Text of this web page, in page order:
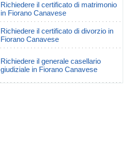
Richiedere il certificato di matrimonio
in Fiorano Canavese
Richiedere il certificato di divorzio in
Fiorano Canavese
Richiedere il generale casellario
giudiziale in Fiorano Canavese